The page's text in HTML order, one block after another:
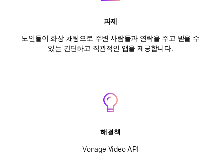
과제
노인들이 화상 채팅으로 주변 사람들과 연락을 주고 받을 수
있는 간단하고 직관적인 앱을 제공합니다.
해결책
Vonage Video API